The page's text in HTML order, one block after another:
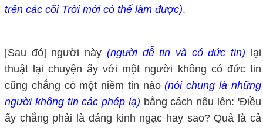
trên các cõi Trời mới có thể làm được).
[Sau đó] người này (người dễ tin và có đức tin) lại
thuật lại chuyện ấy với một người không có đức tin
cũng chẳng có một niềm tin nào(nói chung là những
người không tin các phép lạ) bằng cách nêu lên: 'Điều
ấy chẳng phải là đáng kinh ngạc hay sao? Quả là cả